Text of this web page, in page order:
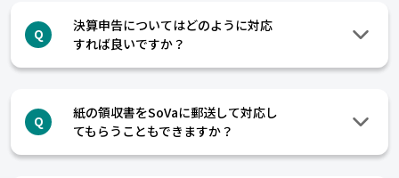
Q
決算申告についてはどのように対応
すれば良いですか？
Q
紙の領収書をSoVaに郵送して対応し
てもらうこともできますか？